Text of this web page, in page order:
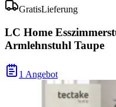
GratisLieferung
LC Home
Armlehnstuhl Taupe
1 Angebot